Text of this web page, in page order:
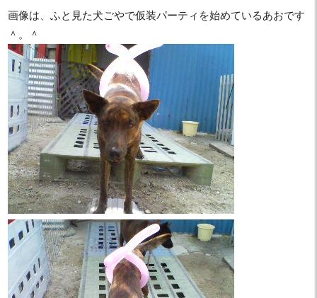
画像は、ふと見た犬ごやで仮装パーティを始めているあおです
＾。＾